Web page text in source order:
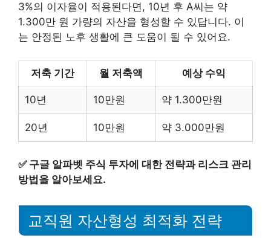
3%의 이자율이 적용된다면, 10년 후 A씨는 약
1.300만 원 가량의 자산을 형성할 수 있답니다. 이
는 안정된 노후 생활에 큰 도움이 될 수 있어요.
저축 기간 월 저축액 예상 수익
10년 10만원 약 1.300만원
20년 10만원 약 3.000만원
✅ 구글 알파벳 주식 투자에 대한 전략과 리스크 관리
방법을 알아보세요.
교직원 자산형성 최적화 전략